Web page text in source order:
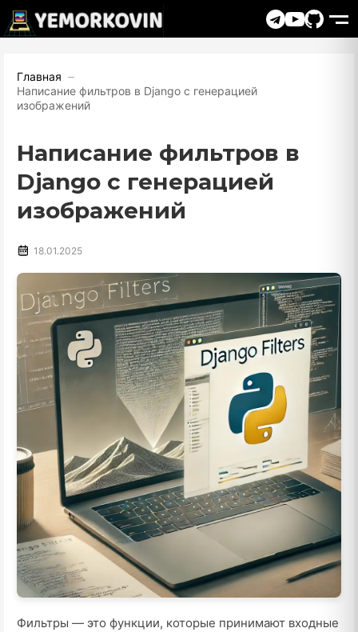
Главная
Написание фильтров в Django с генерацией
изображений
Написание фильтров в
Django с генерацией
изображений
18.01.2025
Фильтры — это функции, которые принимают входные